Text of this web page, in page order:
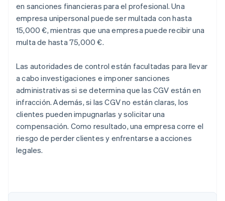
en sanciones financieras para el profesional. Una
empresa unipersonal puede ser multada con hasta
15,000 €, mientras que una empresa puede recibir una
multa de hasta 75,000 €.
Las autoridades de control están facultadas para llevar
a cabo investigaciones e imponer sanciones
administrativas si se determina que las CGV están en
infracción. Además, si las CGV no están claras, los
clientes pueden impugnarlas y solicitar una
compensación. Como resultado, una empresa corre el
riesgo de perder clientes y enfrentarse a acciones
legales.